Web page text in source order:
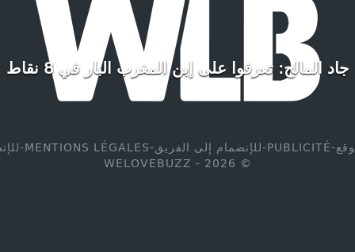
جاد المالح: تعرفوا على إبن المغرب البار في 8 نقاط
-
PUBLICITÉ
-للإنضمام إلى الفريق-
MENTIONS LÉGALES
-
© WELOVEBUZZ - 2026